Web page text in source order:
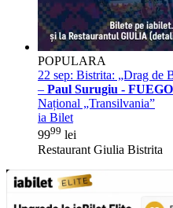
POPULARA
22 sep: Bistrita: „Drag de
– Paul Surugiu - FUEGO
Național „Transilvania”
ia Bilet
9999 lei
Restaurant Giulia Bistrita